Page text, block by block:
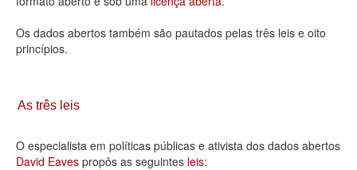
Legislação
Agenda
Contato
Os dados abertos também são pautados pelas três leis e oito
princípios.
As três leis
O especialista em políticas públicas e ativista dos dados abertos
David Eaves propôs as seguintes leis: